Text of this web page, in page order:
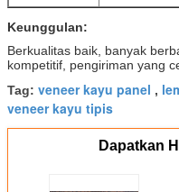
Keunggulan:
Berkualitas baik, banyak
kompetitif, pengiriman yang
Tag: veneer kayu panel ,
veneer kayu tipis
Dapatkan